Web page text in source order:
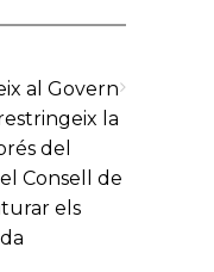
al Govern
la
del
Consell de
els